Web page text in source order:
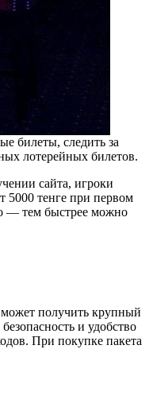
билеты, следить за
лотерейных билетов.
сайта, игроки
5000 тенге при первом
— тем быстрее можно
получить крупный
и удобство
При покупке пакета